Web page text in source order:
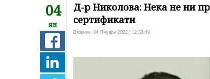
04
ян
Д-р Николова: Нека не ни
сертификати
Вторник, 04 Януари 2022 | 12:33:49